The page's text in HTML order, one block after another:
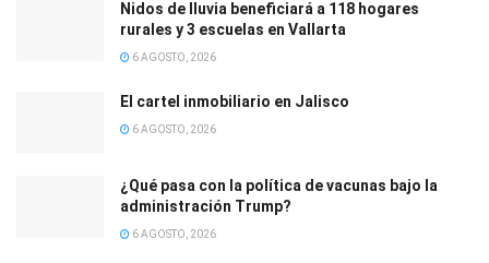
Nidos de lluvia beneficiará a 118 hogares
rurales y 3 escuelas en Vallarta
6 AGOSTO, 2026
El cartel inmobiliario en Jalisco
6 AGOSTO, 2026
¿Qué pasa con la política de vacunas bajo la
administración Trump?
6 AGOSTO, 2026